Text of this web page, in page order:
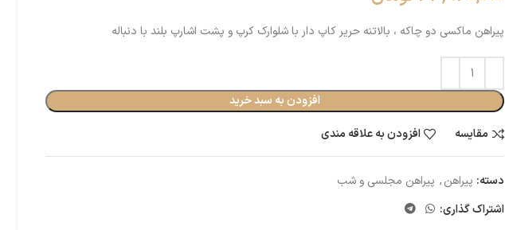
پیراهن ماکسی دو چاکه ، بالاتنه حریر کاپ دار با شلوارک کرپ و پشت اشارپ بلند با دنباله
افزودن به سبد خرید
مقایسه
افزودن به علاقه مندی
دسته: پیراهن, پیراهن مجلسی و شب
اشتراک گذاری: